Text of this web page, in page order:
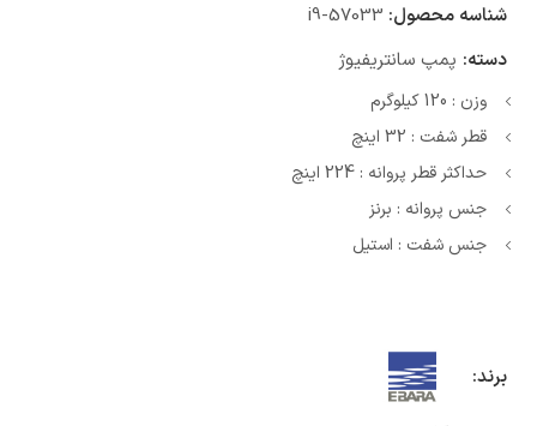
شناسه محصول: i9-57033
دسته: پمپ سانتریفیوژ
وزن : 120 کیلوگرم
قطر شفت : 32 اینچ
حداکثر قطر پروانه : 224 اینچ
جنس پروانه : برنز
جنس شفت : استیل
برند: